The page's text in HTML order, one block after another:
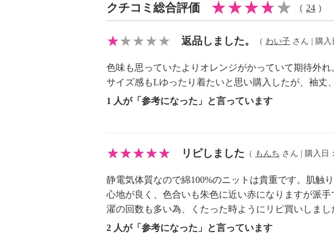
・単品洗い
・水や汗などによる色落ち、色移り注意
・摩擦による色落ち、色移り注意
・毛玉が生じるおそれあり
・過度な力をかけない
・無蛍光洗剤使用
・バングラデシュ製
クチコミ総合評価 （ 24 ）
返品しました。 （ わい子 さん | 購入
色味も思っていたよりオレンジがかっていて期待外れ
サイズ感もLゆったり着たいと思い購入したが、袖丈
1 人が「参考になった」と言っています
リピしました （ もんち さん | 購入日
静電気体質なので綿100%のニットは貴重です。肌触
心地が良く、色合いも朱色に近い赤になりますが派
濯の回数も多い為、くたった時ようにリピ買いしま
2 人が「参考になった」と言っています